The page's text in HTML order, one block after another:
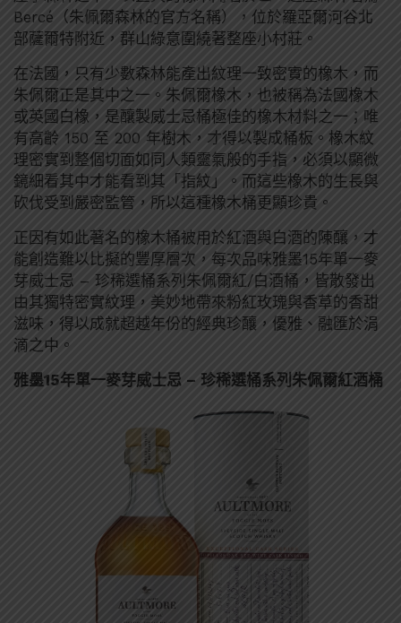
Bercé（朱佩爾森林的官方名稱），位於羅亞爾河谷北
部薩爾特附近，群山綠意圍繞著整座小村莊。
在法國，只有少數森林能產出紋理一致密實的橡木，而
朱佩爾正是其中之一。朱佩爾橡木，也被稱為法國橡木
或英國白橡，是釀製威士忌桶極佳的橡木材料之一；唯
有高齡 150 至 200 年樹木，才得以製成桶板。橡木紋
理密實到整個切面如同人類靈氣般的手指，必須以顯微
鏡細看其中才能看到其「指紋」。而這些橡木的生長與
砍伐受到嚴密監管，所以這種橡木桶更顯珍貴。
正因有如此著名的橡木桶被用於紅酒與白酒的陳釀，才
能創造難以比擬的豐厚層次，每次品味雅墨15年單一麥
芽威士忌 – 珍稀選桶系列朱佩爾紅/白酒桶，皆散發出
由其獨特密實紋理，美妙地帶來粉紅玫瑰與香草的香甜
滋味，得以成就超越年份的經典珍釀，優雅、融匯於涓
滴之中。
雅墨15年單一麥芽威士忌 – 珍稀選桶系列朱佩爾紅酒桶